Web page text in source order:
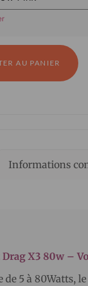
AU PANIER
Informations
X3 80w –
de 5 à 80Watts, le